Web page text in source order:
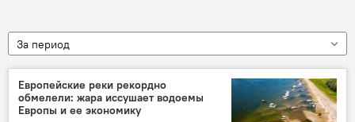
За период
Европейские реки рекордно
обмелели: жара иссушает водоемы
Европы и ее экономику